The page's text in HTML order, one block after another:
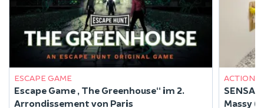
ESCAPE GAME
Escape Game „The Greenhouse“ im 2.
Arrondissement von Paris
ACTION
Massy